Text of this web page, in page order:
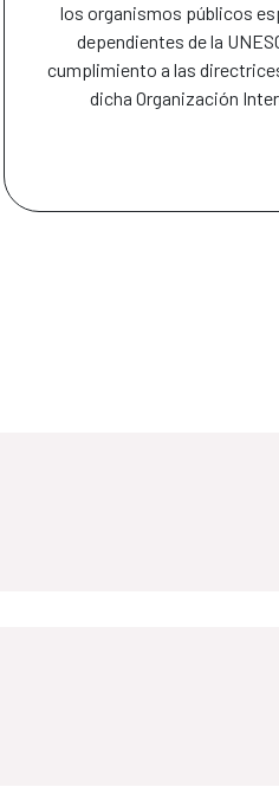
los organismos públicos
dependientes de la
cumplimiento a las
dicha Organización